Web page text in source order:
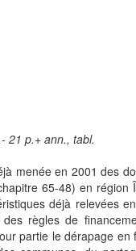
21 p.+ ann., tabl.
menée en 2001 des
65-48) en région
déjà relevées
règles de
partie le dérapage en